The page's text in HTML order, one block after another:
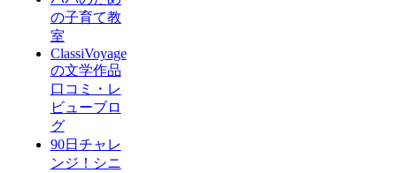
の子育て教
室
ClassiVoyage
の文学作品
口コミ・レ
ビューブロ
グ
90日チャレ
ンジ！シニ